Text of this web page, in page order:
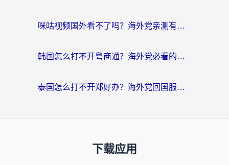
咪咕视频国外看不了吗？海外党亲测有效的回国加速解决方案
韩国怎么打不开粤商通？海外党必看的回国加速器选择指南（附加拿大农行俄罗斯有缘网解决方案）
泰国怎么打不开郑好办？海外党回国服务+影音追剧全搞定的实用指南
下载应用